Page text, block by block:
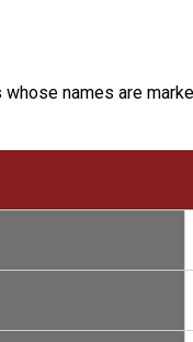
names are